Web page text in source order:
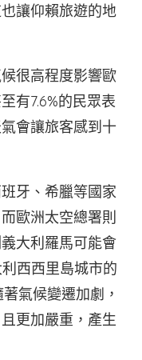
讓仰賴旅遊的地
很高程度影響歐
有7.6%的民眾表
會讓旅客感到十
牙、希臘等國家
歐洲太空總署則
大利羅馬可能會
西西里島城市的
氣候變遷加劇，
更加嚴重，產生